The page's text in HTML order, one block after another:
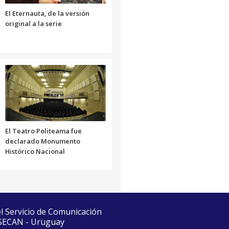
El Eternauta, de la versión
original a la serie
El Teatro Politeama fue
declarado Monumento
Histórico Nacional
de Comunicación
- Uruguay